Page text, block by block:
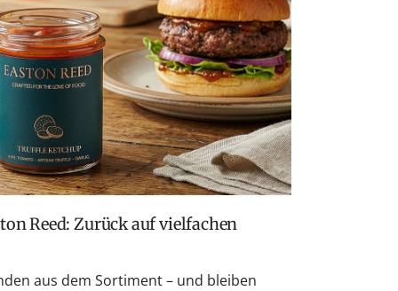
aus dem Sortiment – und bleiben